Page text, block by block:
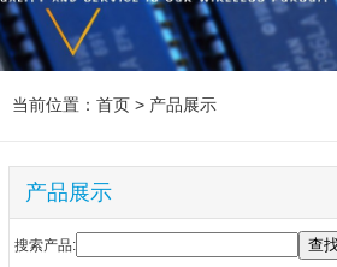
当前位置： 首页 > 产品展示
产品展示
搜索产品: